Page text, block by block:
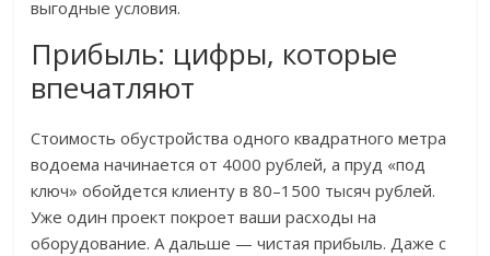
выгодные условия.
Прибыль: цифры, которые
впечатляют
Стоимость обустройства одного квадратного метра
водоема начинается от 4000 рублей, а пруд «под
ключ» обойдется клиенту в 80–1500 тысяч рублей.
Уже один проект покроет ваши расходы на
оборудование. А дальше — чистая прибыль. Даже с